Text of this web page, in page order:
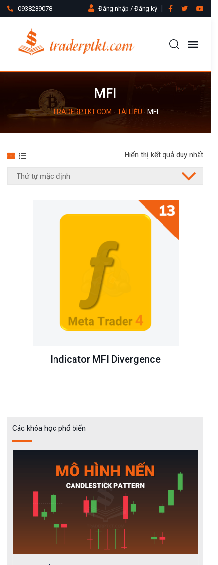
0938289078 Đăng nhập / Đăng ký
MFI
TRADERPTKT.COM - TÀI LIỆU - MFI
Hiển thị kết quả duy nhất
Indicator MFI Divergence
Các khóa học phổ biến